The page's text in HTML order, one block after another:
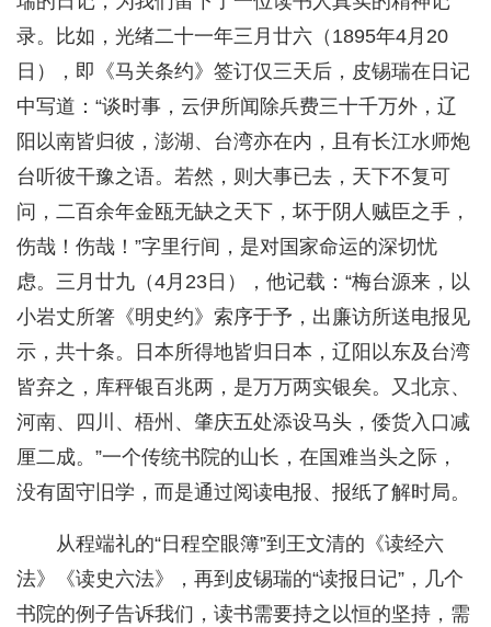
录。比如，光绪二十一年三月廿六（1895年4月20
日），即《马关条约》签订仅三天后，皮锡瑞在日记
中写道：“谈时事，云伊所闻除兵费三十千万外，辽
阳以南皆归彼，澎湖、台湾亦在内，且有长江水师炮
台听彼干豫之语。若然，则大事已去，天下不复可
问，二百余年金瓯无缺之天下，坏于阴人贼臣之手，
伤哉！伤哉！”字里行间，是对国家命运的深切忧
虑。三月廿九（4月23日），他记载：“梅台源来，以
小岩丈所箸《明史约》索序于予，出廉访所送电报见
示，共十条。日本所得地皆归日本，辽阳以东及台湾
皆弃之，库秤银百兆两，是万万两实银矣。又北京、
河南、四川、梧州、肇庆五处添设马头，倭货入口减
厘二成。”一个传统书院的山长，在国难当头之际，
没有固守旧学，而是通过阅读电报、报纸了解时局。
从程端礼的“日程空眼簿”到王文清的《读经六
法》《读史六法》，再到皮锡瑞的“读报日记”，几个
书院的例子告诉我们，读书需要持之以恒的坚持，需